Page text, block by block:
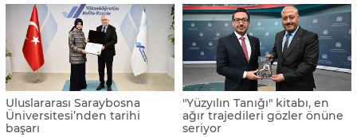
Uluslararası Saraybosna
Üniversitesi’nden tarihi
başarı
"Yüzyılın Tanığı" kitabı, en
ağır trajedileri gözler önüne
seriyor